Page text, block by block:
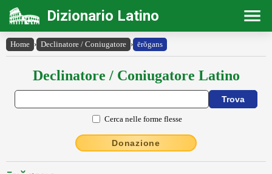
Dizionario Latino
Home › Declinatore / Coniugatore › ērŏgans
Declinatore / Coniugatore Latino
Cerca nelle forme flesse
Donazione